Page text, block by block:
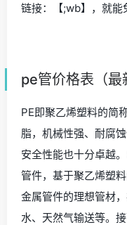
链接：【;wb】，就能
pe管价格表（最
PE即聚乙烯塑料的简
脂，机械性强、耐腐
安全性能也十分卓越
管件，基于聚乙烯塑
金属管件的理想管材
水、天然气输送等。